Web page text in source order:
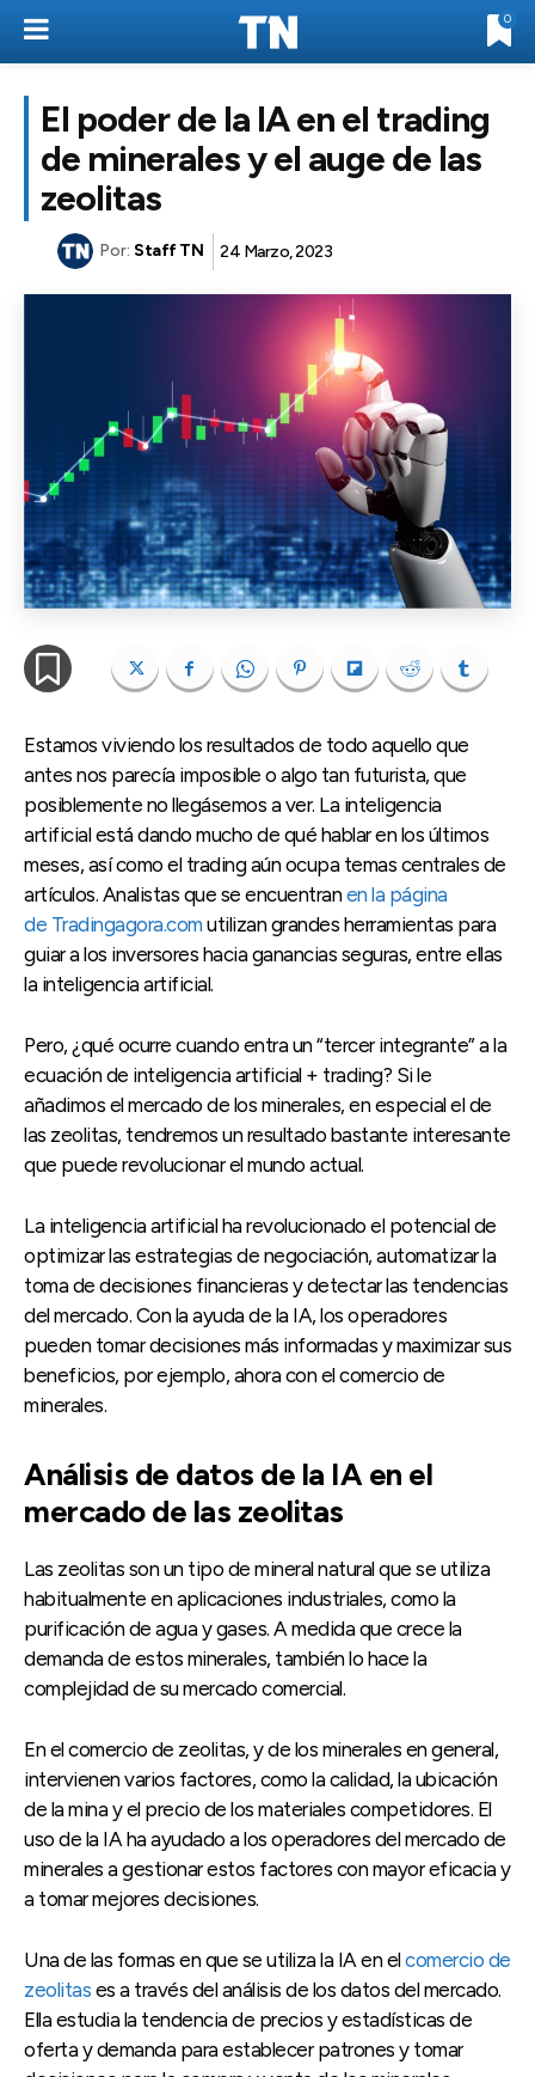
0
El poder de la IA en el trading
de minerales y el auge de las
zeolitas
Por: Staff TN 24 Marzo, 2023
Estamos viviendo los resultados de todo aquello que
antes nos parecía imposible o algo tan futurista, que
posiblemente no llegásemos a ver. La inteligencia
artificial está dando mucho de qué hablar en los últimos
meses, así como el trading aún ocupa temas centrales de
artículos. Analistas que se encuentranen la página
de Tradingagora.com utilizan grandes herramientas para
guiar a los inversores hacia ganancias seguras, entre ellas
la inteligencia artificial.
Pero, ¿qué ocurre cuando entra un “tercer integrante” a la
ecuación de inteligencia artificial + trading? Si le
añadimos el mercado de los minerales, en especial el de
las zeolitas, tendremos un resultado bastante interesante
que puede revolucionar el mundo actual.
La inteligencia artificial ha revolucionado el potencial de
optimizar las estrategias de negociación, automatizar la
toma de decisiones financieras y detectar las tendencias
del mercado. Con la ayuda de la IA, los operadores
pueden tomar decisiones más informadas y maximizar sus
beneficios, por ejemplo, ahora con el comercio de
minerales.
Análisis de datos de la IA en el
mercado de las zeolitas
Las zeolitas son un tipo de mineral natural que se utiliza
habitualmente en aplicaciones industriales, como la
purificación de agua y gases. A medida que crece la
demanda de estos minerales, también lo hace la
complejidad de su mercado comercial.
En el comercio de zeolitas, y de los minerales en general,
intervienen varios factores, como la calidad, la ubicación
de la mina y el precio de los materiales competidores. El
uso de la IA ha ayudado a los operadores del mercado de
minerales a gestionar estos factores con mayor eficacia y
a tomar mejores decisiones.
Una de las formas en que se utiliza la IA en elcomercio de
zeolitas es a través del análisis de los datos del mercado.
Ella estudia la tendencia de precios y estadísticas de
oferta y demanda para establecer patrones y tomar